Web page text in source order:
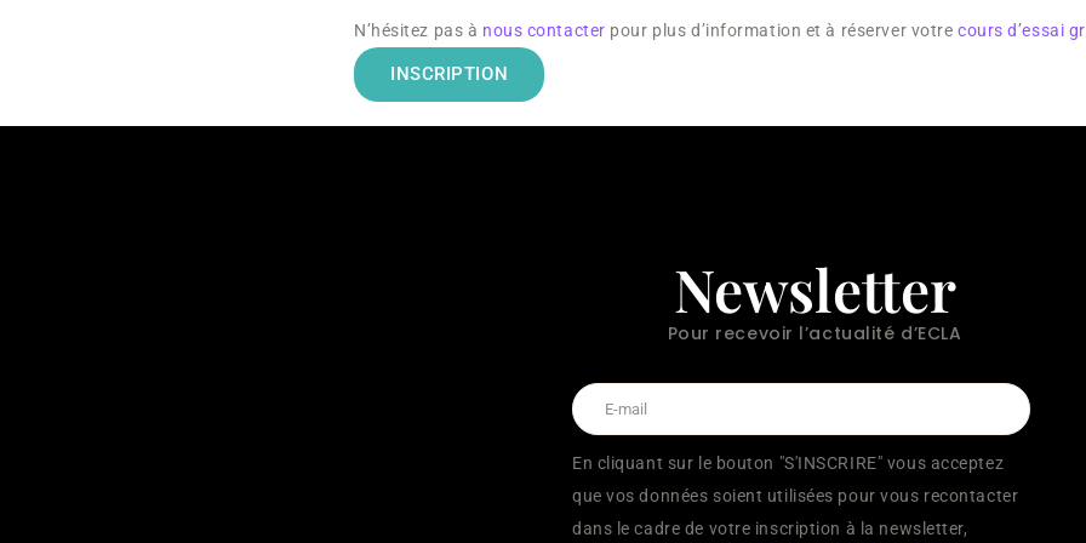
N’hésitez pas à nous contacter pour plus d’information et à réserver votrecours d’essai
INSCRIPTION
Newsletter
Pour recevoir l’actualité d’ECLA
En cliquant sur le bouton "S'INSCRIRE" vous acceptez
que vos données soient utilisées pour vous recontacter
dans le cadre de votre inscription à la newsletter,